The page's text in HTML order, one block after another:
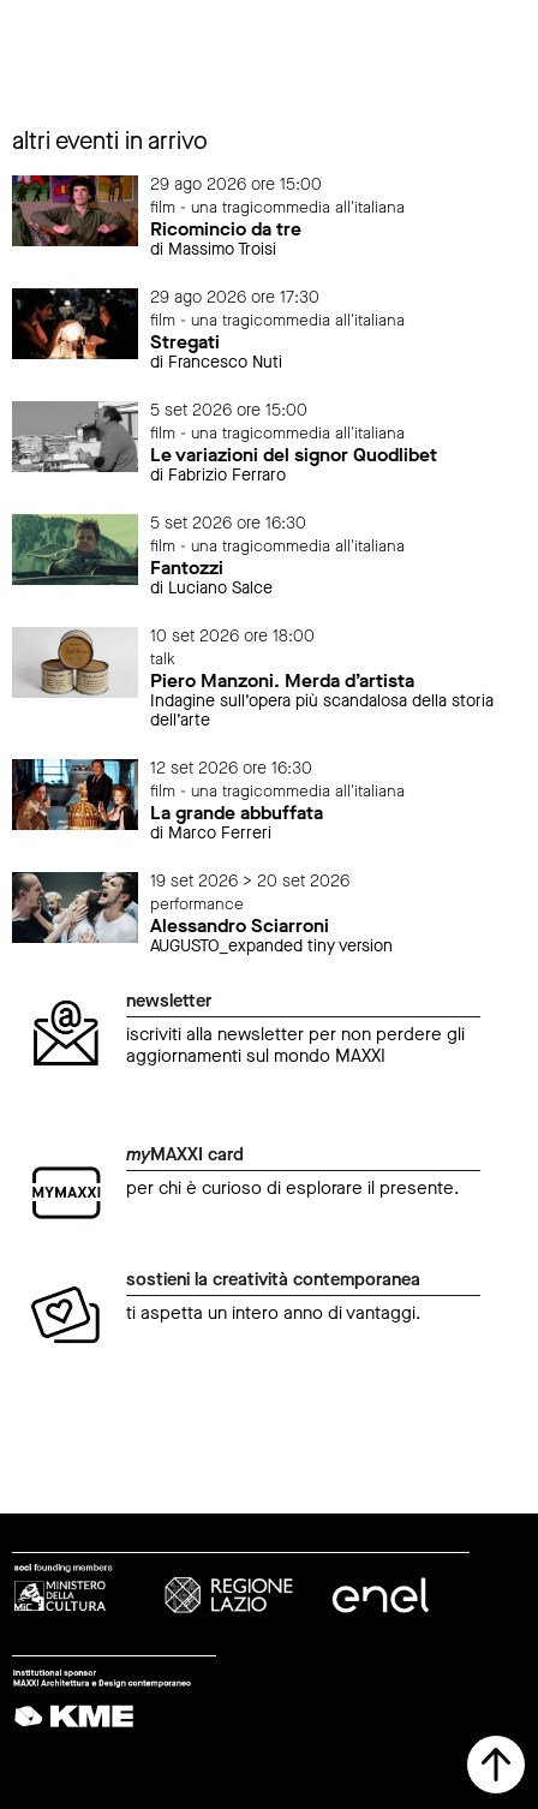
altri eventi in arrivo
29 ago 2026 ore 15:00
film - una tragicommedia all'italiana
Ricomincio da tre
di Massimo Troisi
29 ago 2026 ore 17:30
film - una tragicommedia all'italiana
Stregati
di Francesco Nuti
5 set 2026 ore 15:00
film - una tragicommedia all'italiana
Le variazioni del signor Quodlibet
di Fabrizio Ferraro
5 set 2026 ore 16:30
film - una tragicommedia all'italiana
Fantozzi
di Luciano Salce
10 set 2026 ore 18:00
talk
Piero Manzoni. Merda d’artista
Indagine sull’opera più scandalosa della storia
dell’arte
12 set 2026 ore 16:30
film - una tragicommedia all'italiana
La grande abbuffata
di Marco Ferreri
19 set 2026 > 20 set 2026
performance
Alessandro Sciarroni
AUGUSTO_expanded tiny version
newsletter
iscriviti alla newsletter per non perdere gli
aggiornamenti sul mondo MAXXI
myMAXXI card
per chi è curioso di esplorare il presente.
sostieni la creatività contemporanea
ti aspetta un intero anno di vantaggi.